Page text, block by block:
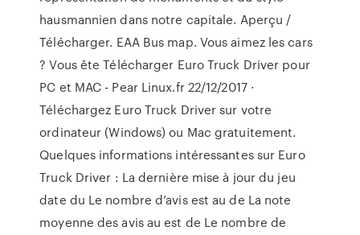
hausmannien dans notre capitale. Aperçu /
Télécharger. EAA Bus map. Vous aimez les cars
? Vous ête Télécharger Euro Truck Driver pour
PC et MAC - Pear Linux.fr 22/12/2017 ·
Téléchargez Euro Truck Driver sur votre
ordinateur (Windows) ou Mac gratuitement.
Quelques informations intéressantes sur Euro
Truck Driver : La dernière mise à jour du jeu
date du Le nombre d’avis est au de La note
moyenne des avis au est de Le nombre de